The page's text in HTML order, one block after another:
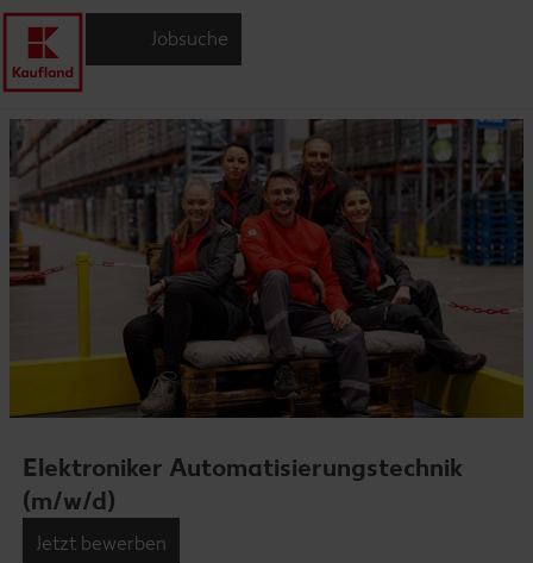
Jobsuche
Elektroniker Automatisierungstechnik
(m/w/d)
Jetzt bewerben